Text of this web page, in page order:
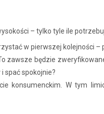
– tylko tyle ile
w pierwszej kolejności
zawsze będzie
spać spokojnie?
konsumenckim. W tym